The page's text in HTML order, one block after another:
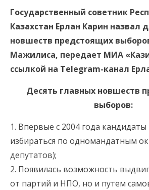
Государственный советник
Казахстан Ерлан Карин назвал
новшеств предстоящих
Мажилиса, передает МИА
ссылкой на Telegram-канал
Десять главных новшеств
выборов:
1. Впервые с 2004 года
избираться по одномандатным
депутатов);
2. Появилась возможность
от партий и НПО, но и путем